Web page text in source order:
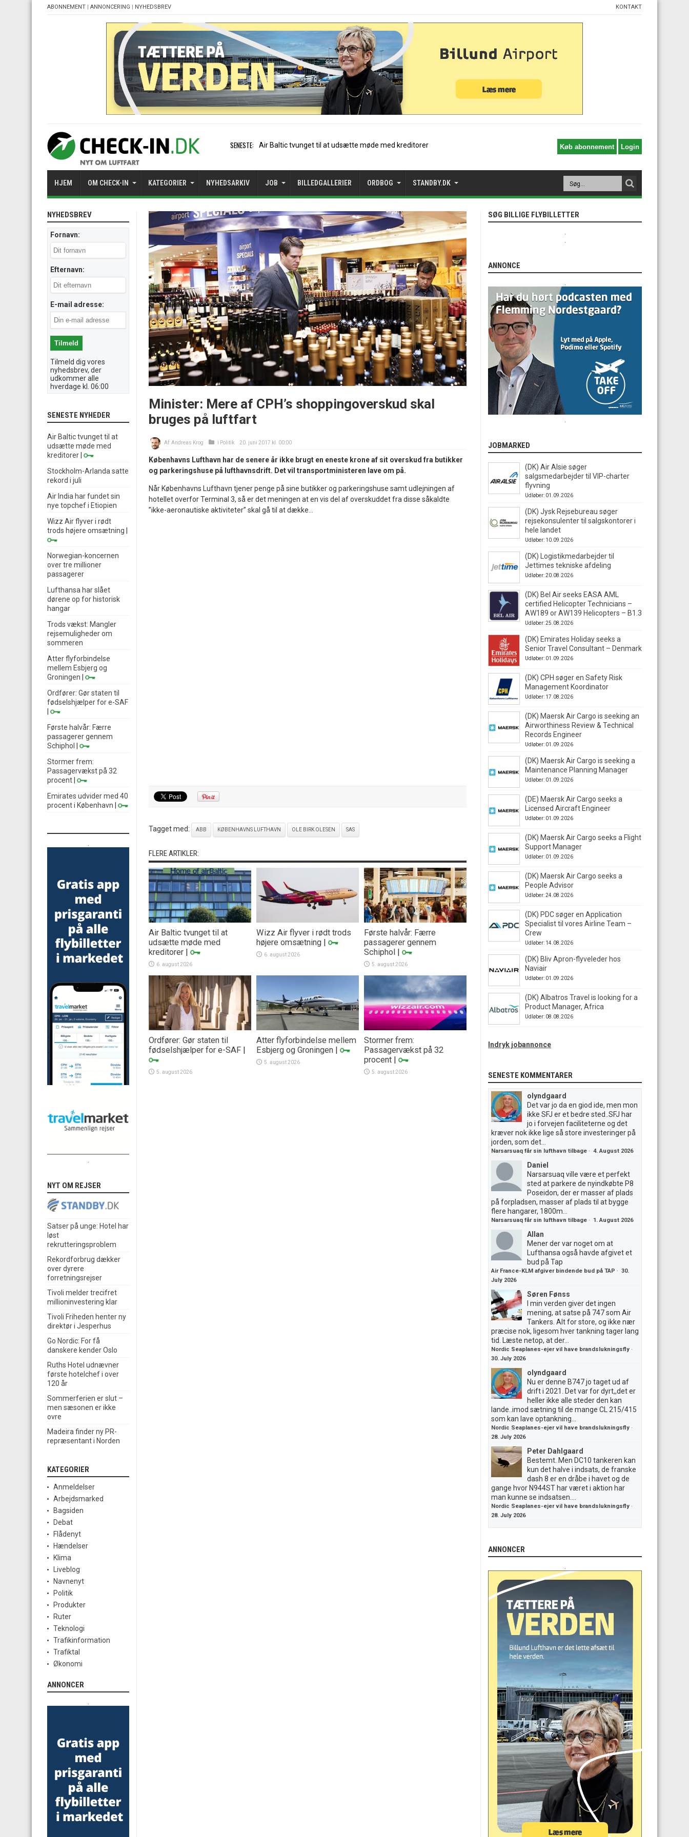
ABONNEMENT | ANNONCERING | NYHEDSBREV KONTAKT
SENESTE: Stockholm-Arlanda satte reko
HJEM OM CHECK-IN KATEGORIER NYHEDSARKIV JOB BILLEDGALLERIER ORDBOG STANDBY.DK
Minister: Mere af CPH’s shoppingoverskud skal
bruges på luftfart
Af:Andreas Krog i Politik 20. juni 2017 kl. 00:00
Københavns Lufthavn har de senere år ikke brugt en eneste krone af sit overskud fra butikker
og parkeringshuse på lufthavnsdrift. Det vil transportministeren lave om på.
Når Københavns Lufthavn tjener penge på sine butikker og parkeringshuse samt udlejningen af
hotellet overfor Terminal 3, så er det meningen at en vis del af overskuddet fra disse såkaldte
”ikke-aeronautiske aktiviteter” skal gå til at dække...
Tagget med: ABB KØBENHAVNS LUFTHAVN OLE BIRK OLESEN SAS
FLERE ARTIKLER:
Air Baltic tvunget til at
udsætte møde med
kreditorer |
6. august 2026
Wizz Air flyver i rødt trods
højere omsætning |
6. august 2026
Første halvår: Færre
passagerer gennem
Schiphol |
5. august 2026
Ordfører: Gør staten til
fødselshjælper for e-SAF |
5. august 2026
Atter flyforbindelse mellem
Esbjerg og Groningen |
5. august 2026
Stormer frem:
Passagervækst på 32
procent |
5. august 2026
NYHEDSBREV
Fornavn:
Efternavn:
E-mail adresse:
Tilmeld dig vores
nyhedsbrev, der
udkommer alle
hverdage kl. 06:00
SENESTE NYHEDER
Air Baltic tvunget til at
udsætte møde med
kreditorer
Stockholm-Arlanda satte
rekord i juli
Air India har fundet sin
nye topchef i Etiopien
Wizz Air flyver i rødt
trods højere omsætning
Norwegian-koncernen
over tre millioner
passagerer
Lufthansa har slået
dørene op for historisk
hangar
Trods vækst: Mangler
rejsemuligheder om
sommeren
Atter flyforbindelse
mellem Esbjerg og
Groningen
Ordfører: Gør staten til
fødselshjælper for e-SAF
Første halvår: Færre
passagerer gennem
Schiphol
Stormer frem:
Passagervækst på 32
procent
Emirates udvider med 40
procent i København
NYT OM REJSER
Satser på unge: Hotel har
løst
rekrutteringsproblem
Rekordforbrug dækker
over dyrere
forretningsrejser
Tivoli melder trecifret
millioninvestering klar
Tivoli Friheden henter ny
direktør i Jesperhus
Go Nordic: For få
danskere kender Oslo
Ruths Hotel udnævner
første hotelchef i over
120 år
Sommerferien er slut –
men sæsonen er ikke
ovre
Madeira finder ny PR-
repræsentant i Norden
KATEGORIER
Anmeldelser
Arbejdsmarked
Bagsiden
Debat
Flådenyt
Hændelser
Klima
Liveblog
Navnenyt
Politik
Produkter
Ruter
Teknologi
Trafikinformation
Trafiktal
Økonomi
ANNONCER
SØG BILLIGE FLYBILLETTER
ANNONCE
JOBMARKED
(DK) Air Alsie søger
salgsmedarbejder til VIP-charter
flyvning
Udløber: 01.09.2026
(DK) Jysk Rejsebureau søger
rejsekonsulenter til salgskontorer i
hele landet
Udløber: 10.09.2026
(DK) Logistikmedarbejder til
Jettimes tekniske afdeling
Udløber: 20.08.2026
(DK) Bel Air seeks EASA AML
certified Helicopter Technicians –
AW189 or AW139 Helicopters – B1.3
Udløber: 25.08.2026
(DK) Emirates Holiday seeks a
Senior Travel Consultant – Denmark
Udløber: 01.09.2026
(DK) CPH søger en Safety Risk
Management Koordinator
Udløber: 17.08.2026
(DK) Maersk Air Cargo is seeking an
Airworthiness Review & Technical
Records Engineer
Udløber: 01.09.2026
(DK) Maersk Air Cargo is seeking a
Maintenance Planning Manager
Udløber: 01.09.2026
(DE) Maersk Air Cargo seeks a
Licensed Aircraft Engineer
Udløber: 01.09.2026
(DK) Maersk Air Cargo seeks a Flight
Support Manager
Udløber: 01.09.2026
(DK) Maersk Air Cargo seeks a
People Advisor
Udløber: 24.08.2026
(DK) PDC søger en Application
Specialist til vores Airline Team –
Crew
Udløber: 14.08.2026
(DK) Bliv Apron-flyveleder hos
Naviair
Udløber: 01.09.2026
(DK) Albatros Travel is looking for a
Product Manager, Africa
Udløber: 08.08.2026
Indryk jobannonce
SENESTE KOMMENTARER
olyndgaard
Det var jo da en giod ide, men mon
ikke SFJ er et bedre sted..SFJ har
jo i forvejen faciliteterne og det
kræver nok ikke lige så store investeringer på
jorden, som det...
Narsarsuaq får sin lufthavn tilbage · 4. August 2026
Daniel
Narsarsuaq ville være et perfekt
sted at parkere de nyindkøbte P8
Poseidon, der er masser af plads
på forpladsen, masser af plads til at bygge
flere hangarer, 1800m...
Narsarsuaq får sin lufthavn tilbage · 1. August 2026
Allan
Mener der var noget om at
Lufthansa også havde afgivet et
bud på Tap
Air France-KLM afgiver bindende bud på TAP · 30.
July 2026
Søren Fønss
I min verden giver det ingen
mening, at satse på 747 som Air
Tankers. Alt for store, og ikke nær
præcise nok, ligesom hver tankning tager lang
tid. Læste netop, at der...
Nordic Seaplanes-ejer vil have brandslukningsfly ·
30. July 2026
olyndgaard
Nu er denne B747 jo taget ud af
drift i 2021. Det var for dyrt,,det er
heller ikke alle steder den kan
lande..imod sætning til de mange CL 215/415
som kan lave optankning...
Nordic Seaplanes-ejer vil have brandslukningsfly ·
28. July 2026
Peter Dahlgaard
Bestemt. Men DC10 tankeren kan
kun det halve i indsats, de franske
dash 8 er en dråbe i havet og de
gange hvor N944ST har været i aktion har
man kunne se indsatsen....
Nordic Seaplanes-ejer vil have brandslukningsfly ·
28. July 2026
ANNONCER